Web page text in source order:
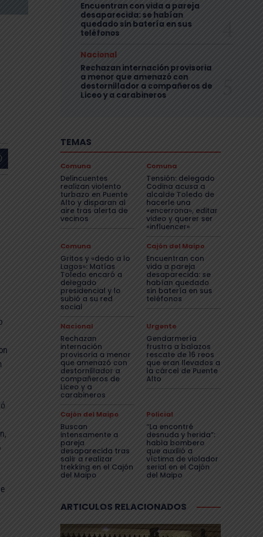
Encuentran con vida a pareja
desaparecida: se habían
quedado sin batería en sus
teléfonos
Nacional
Rechazan internación provisoria
a menor que amenazó con
destornillador a compañeros de
Liceo y a carabineros
TEMAS
Comuna
Delincuentes
realizan violento
turbazo en Puente
Alto y disparan al
aire tras alerta de
vecinos
Comuna
Tensión: delegado
Codina acusa a
alcalde Toledo de
hacerle una
«encerrona», editar
video y querer ser
«influencer»
Comuna
Gritos y «dedo a lo
Lagos»: Matías
Toledo encaró a
delegado
presidencial y lo
subió a su red
social
Cajón del Maipo
Encuentran con
vida a pareja
desaparecida: se
habían quedado
sin batería en sus
teléfonos
Nacional
Rechazan
internación
provisoria a menor
que amenazó con
destornillador a
compañeros de
Liceo y a
carabineros
Urgente
Gendarmería
frustra a balazos
rescate de 16 reos
que eran llevados a
la cárcel de Puente
Alto
Cajón del Maipo
Buscan
intensamente a
pareja
desaparecida tras
salir a realizar
trekking en el Cajón
del Maipo
Policial
“La encontré
desnuda y herida”:
habla bombero
que auxilió a
víctima de violador
serial en el Cajón
del Maipo
ARTICULOS RELACIONADOS